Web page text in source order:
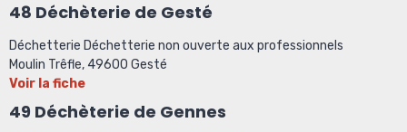
48 Déchèterie de Gesté
Déchetterie Déchetterie non ouverte aux professionnels
Moulin Trêfle, 49600 Gesté
Voir la fiche
49 Déchèterie de Gennes